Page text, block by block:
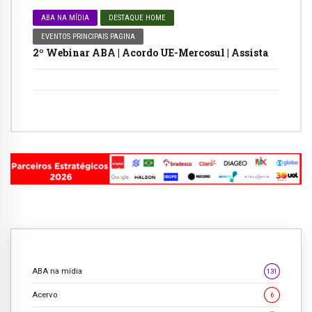
ABA NA MÍDIA DESTAQUE HOME
EVENTOS PRINCIPAIS PAGINA
2º Webinar ABA | Acordo UE-Mercosul | Assista
ABA na mídia 131
Acervo 6